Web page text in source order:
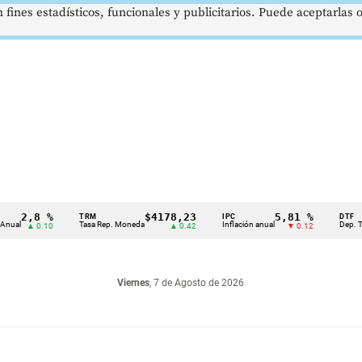
%
▲ 0.10
TRM
Tasa Rep. Moneda
$4178,23
▲ 0.42
IPC
Inflación anual
5,81 %
▼ 0.12
DTF
Dep. Término
Viernes, 7 de Agosto de 2026
estadísticos, funcionales y publicitarios. Puede aceptarlas